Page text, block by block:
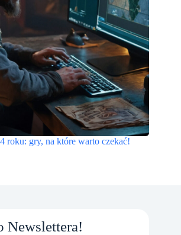
roku: gry, na które warto czekać!
Newslettera!